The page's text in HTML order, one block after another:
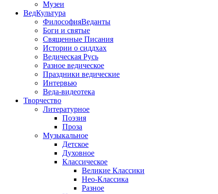
Музеи
ВедКультура
ФилософияВеданты
Боги и святые
Священные Писания
Истории о сиддхах
Ведическая Русь
Разное ведическое
Праздники ведические
Интервью
Веда-видеотека
Творчество
Литературное
Поэзия
Проза
Музыкальное
Детское
Духовное
Классическое
Великие Классики
Нео-Классика
Разное